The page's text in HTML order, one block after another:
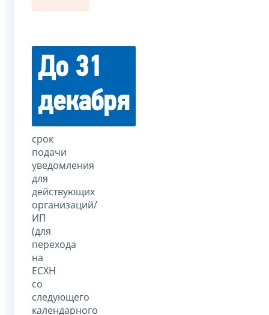
До 31
декабря
срок
подачи
уведомления
для
действующих
организаций/
ИП
(для
перехода
на
ЕСХН
со
следующего
календарного